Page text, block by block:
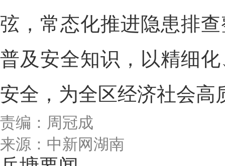
弦，常态化推进隐患排
普及安全知识，以精细
安全，为全区经济社会高
责编：周冠成
来源：中新网湖南